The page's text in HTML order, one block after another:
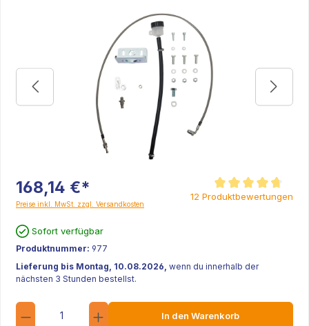
168,14 €*
Preise inkl. MwSt. zzgl. Versandkosten
Durchschnittliche
12 Produktbewertungen
Sofort verfügbar
Produktnummer: 977
Lieferung bis Montag, 10.08.2026, wenn du innerhalb der
nächsten 3 Stunden bestellst.
Anzahl
In den Warenkorb